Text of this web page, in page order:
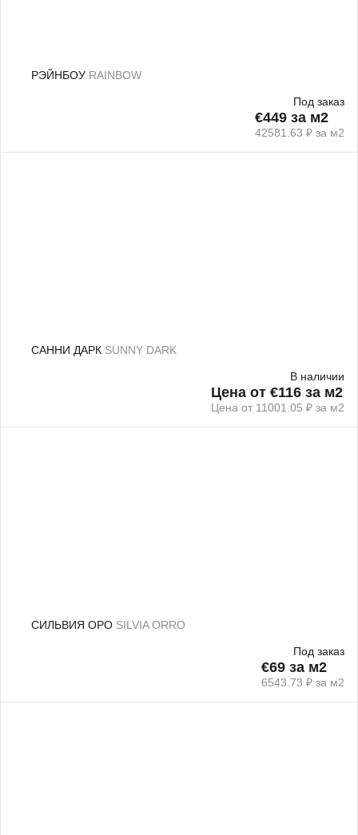
РЭЙНБОУ RAINBOW
Под заказ
€449 за м2
42581.63 ₽ за м2
САННИ ДАРК SUNNY DARK
В наличии
Цена от €116 за м2
Цена от 11001.05 ₽ за м2
СИЛЬВИЯ ОРО SILVIA ORRO
Под заказ
€69 за м2
6543.73 ₽ за м2